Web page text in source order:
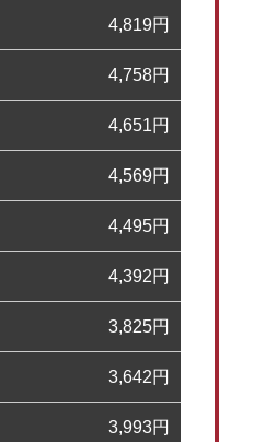
4,819円
4,758円
4,651円
4,569円
4,495円
4,392円
3,825円
3,642円
3,993円